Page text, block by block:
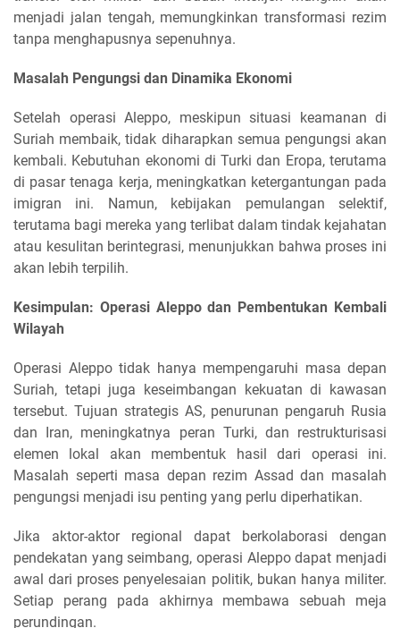
menjadi jalan tengah, memungkinkan transformasi rezim
tanpa menghapusnya sepenuhnya.
Masalah Pengungsi dan Dinamika Ekonomi
Setelah operasi Aleppo, meskipun situasi keamanan di
Suriah membaik, tidak diharapkan semua pengungsi akan
kembali. Kebutuhan ekonomi di Turki dan Eropa, terutama
di pasar tenaga kerja, meningkatkan ketergantungan pada
imigran ini. Namun, kebijakan pemulangan selektif,
terutama bagi mereka yang terlibat dalam tindak kejahatan
atau kesulitan berintegrasi, menunjukkan bahwa proses ini
akan lebih terpilih.
Kesimpulan: Operasi Aleppo dan Pembentukan Kembali
Wilayah
Operasi Aleppo tidak hanya mempengaruhi masa depan
Suriah, tetapi juga keseimbangan kekuatan di kawasan
tersebut. Tujuan strategis AS, penurunan pengaruh Rusia
dan Iran, meningkatnya peran Turki, dan restrukturisasi
elemen lokal akan membentuk hasil dari operasi ini.
Masalah seperti masa depan rezim Assad dan masalah
pengungsi menjadi isu penting yang perlu diperhatikan.
Jika aktor-aktor regional dapat berkolaborasi dengan
pendekatan yang seimbang, operasi Aleppo dapat menjadi
awal dari proses penyelesaian politik, bukan hanya militer.
Setiap perang pada akhirnya membawa sebuah meja
perundingan.